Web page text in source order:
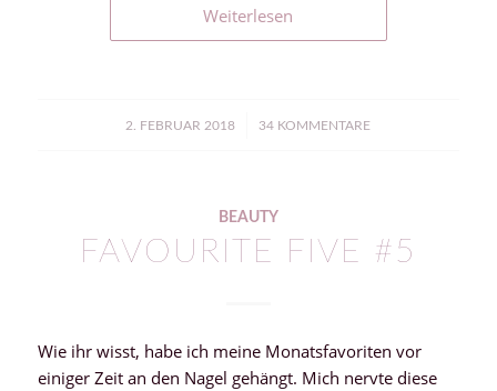
Weiterlesen
2. FEBRUAR 2018
/ 34 KOMMENTARE
BEAUTY
FAVOURITE FIVE #5
Wie ihr wisst, habe ich meine Monatsfavoriten vor
einiger Zeit an den Nagel gehängt. Mich nervte diese